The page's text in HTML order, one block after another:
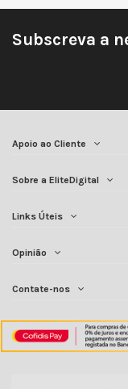
Subscreva a
Apoio ao Cliente
Sobre a EliteDigital
Links Úteis
Opinião
Contate-nos